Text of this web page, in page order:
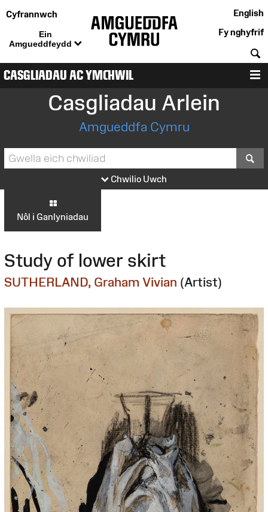
Cyfrannwch
Ein
Amgueddfeydd
English
Fy nghyfrif
CASGLIADAU AC YMCHWIL
Casgliadau Arlein
Amgueddfa Cymru
Chwilio Uwch
Nôl i Ganlyniadau
Study of lower skirt
SUTHERLAND, Graham Vivian (Artist)